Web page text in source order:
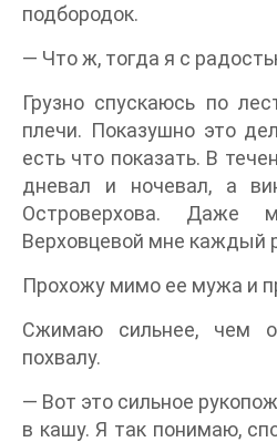
подбородок.
— Что ж, тогда я с
Грузно спускаюсь по
плечи. Показушно это
есть что показать. В
дневал и ночевал, а
Островерхова. Даже
Верховцевой мне каждый
Прохожу мимо ее мужа и
Сжимаю сильнее, чем
похвалу.
— Вот это сильное
в кашу. Я так понимаю,